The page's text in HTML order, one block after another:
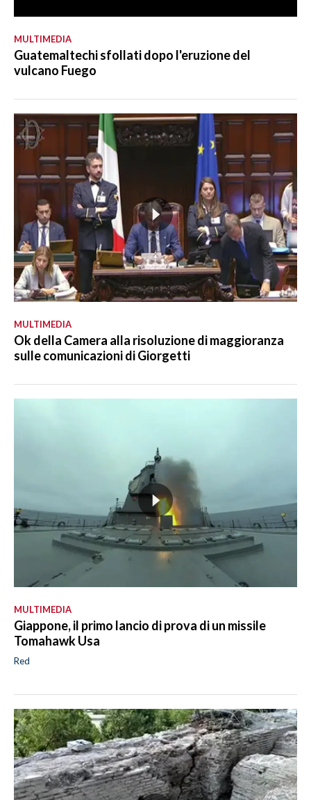
MULTIMEDIA
Guatemaltechi sfollati dopo l'eruzione del
vulcano Fuego
MULTIMEDIA
Ok della Camera alla risoluzione di maggioranza
sulle comunicazioni di Giorgetti
MULTIMEDIA
Giappone, il primo lancio di prova di un missile
Tomahawk Usa
Red